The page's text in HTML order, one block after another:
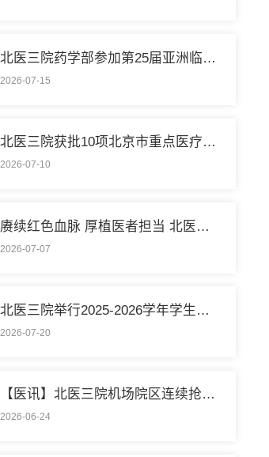
北医三院药学部参加第25届亚洲临床药学大会
2026-07-15
北医三院获批10项北京市重点医疗技术临床应用培训基地
2026-07-10
赓续红色血脉 厚植医者担当 北医三院开展庆祝中国共产党成立105周年系列活动
2026-07-07
北医三院举行2025-2026学年学生暑期社会实践启动仪式
2026-07-20
【医讯】北医三院机场院区连续抢救两名致死性肺栓塞外籍旅客
2026-06-24